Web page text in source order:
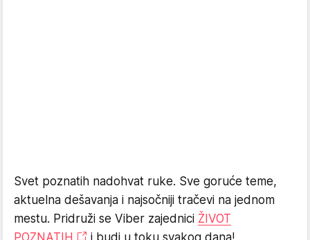
Svet poznatih nadohvat ruke. Sve goruće teme,
aktuelna dešavanja i najsočniji tračevi na jednom
mestu. Pridruži se Viber zajednici ŽIVOT